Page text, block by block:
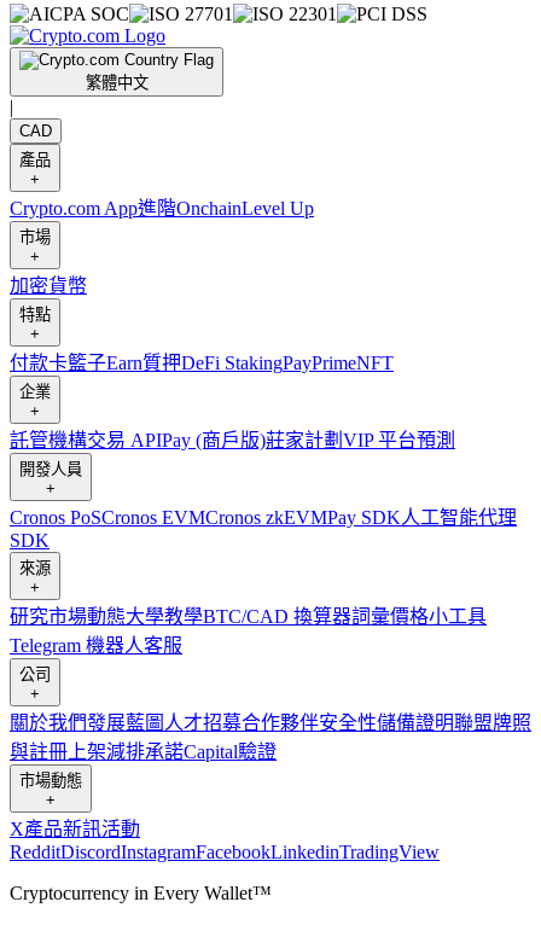
繁體中文
|
CAD
產品
+
Crypto.com App進階OnchainLevel Up
市場
+
加密貨幣
特點
+
付款卡籃子Earn質押DeFi StakingPayPrimeNFT
企業
+
託管機構交易 APIPay (商戶版)莊家計劃 VIP 平台預測
開發人員
+
Cronos PoSCronos EVMCronos zkEVMPay SDK人工智能代理
SDK
來源
+
研究市場動態大學教學BTC/CAD 換算器詞彙價格小工具
Telegram 機器人客服
公司
+
關於我們發展藍圖 人才招募合作夥伴安全性儲備證明聯盟牌照
與註冊 上架減排承諾Capital驗證
市場動態
+
X產品新訊活動
RedditDiscordInstagramFacebookLinkedinTradingView
Cryptocurrency in Every Wallet™